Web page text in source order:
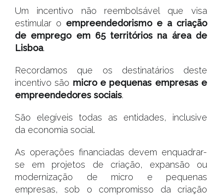
Um incentivo não reembolsável que visa
estimular o empreendedorismo e a criação
de emprego em 65 territórios na área de
Lisboa.
Recordamos que os destinatários deste
incentivo são micro e pequenas empresas e
empreendedores sociais.
São elegíveis todas as entidades, inclusive
da economia social.
As operações financiadas devem enquadrar-
se em projetos de criação, expansão ou
modernização de micro e pequenas
empresas, sob o compromisso da criação